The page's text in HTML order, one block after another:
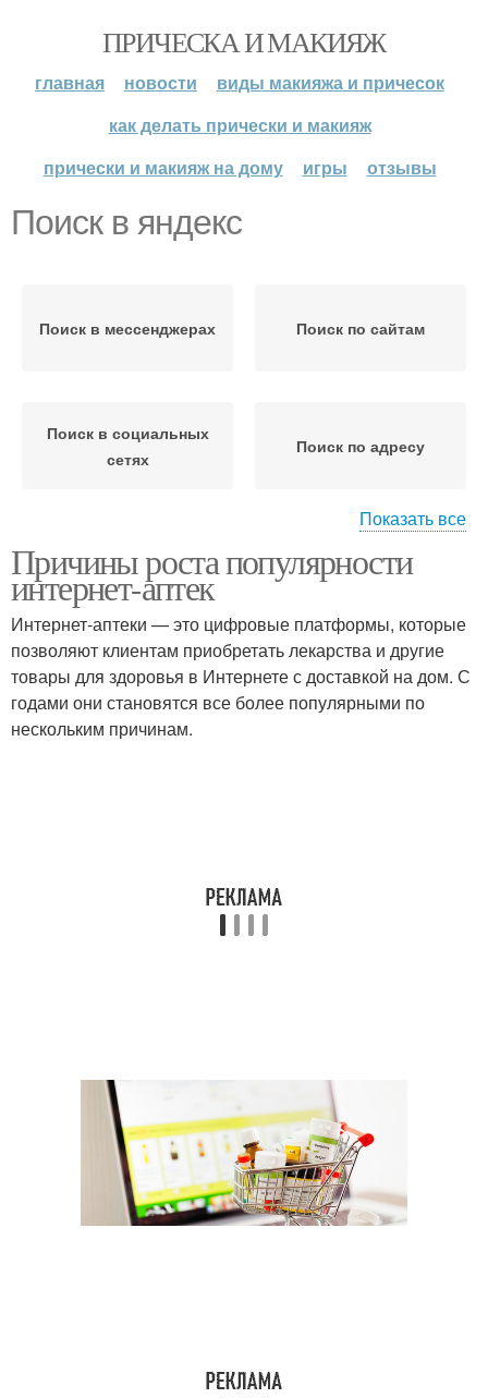
ПРИЧЕСКА И МАКИЯЖ
главная новости
виды макияжа и причесок
как делать прически и макияж
прически и макияж на дому
игры отзывы
Поиск в яндекс
Поиск в мессенджерах Поиск по сайтам
Поиск в социальных
сетях
Поиск по адресу
Поиск по номеру Поиск по фото
Поиск в базах
Показать все
Причины роста популярности
интернет-аптек
Интернет-аптеки — это цифровые платформы, которые
позволяют клиентам приобретать лекарства и другие
товары для здоровья в Интернете с доставкой на дом. С
годами они становятся все более популярными по
нескольким причинам.